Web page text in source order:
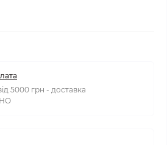
5000 грн - доставка